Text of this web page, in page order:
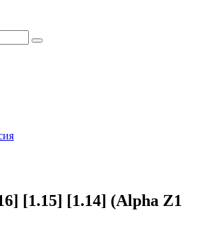
[1.15] [1.14] (Alpha Z1